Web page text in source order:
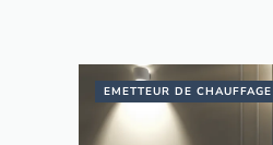
EMETTEUR DE CHAUFFAGE